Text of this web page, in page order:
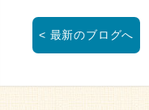
< 最新のブログへ